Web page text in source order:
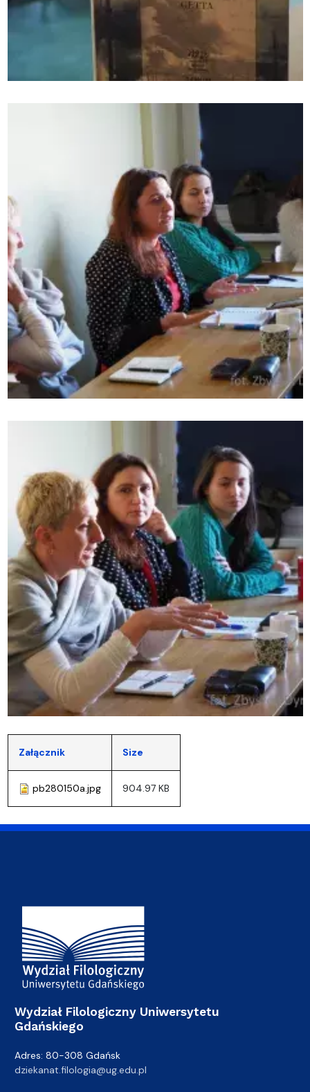
Załącznik Size
pb280150a.jpg 904.97 KB
Adres Wydziału
Wydział Filologiczny Uniwersytetu
Gdańskiego
Adres: 80-308 Gdańsk
dziekanat.filologia@ug.edu.pl